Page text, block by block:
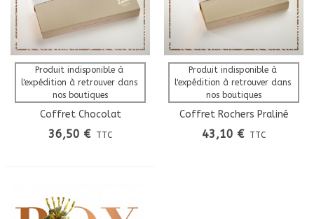
Produit indisponible à
l'expédition à retrouver dans
nos boutiques
Coffret Chocolat
36,50 € TTC
Produit indisponible à
l'expédition à retrouver dans
nos boutiques
Coffret Rochers Praliné
Malakoff
43,10 € TTC